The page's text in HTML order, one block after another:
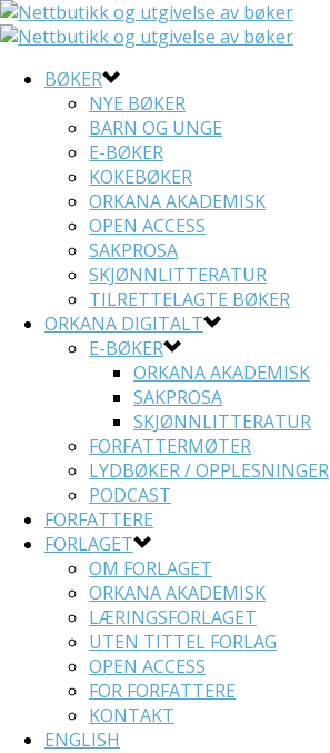
BØKER
NYE BØKER
BARN OG UNGE
E-BØKER
KOKEBØKER
ORKANA AKADEMISK
OPEN ACCESS
SAKPROSA
SKJØNNLITTERATUR
TILRETTELAGTE BØKER
ORKANA DIGITALT
E-BØKER
ORKANA AKADEMISK
SAKPROSA
SKJØNNLITTERATUR
FORFATTERMØTER
LYDBØKER / OPPLESNINGER
PODCAST
FORFATTERE
FORLAGET
OM FORLAGET
ORKANA AKADEMISK
LÆRINGSFORLAGET
UTEN TITTEL FORLAG
OPEN ACCESS
FOR FORFATTERE
KONTAKT
ENGLISH